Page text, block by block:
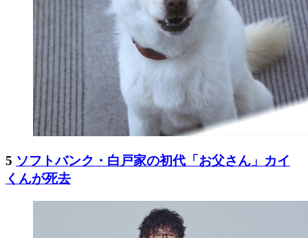
5 ソフトバンク・白戸家の初代「お父さん」カイ
くんが死去